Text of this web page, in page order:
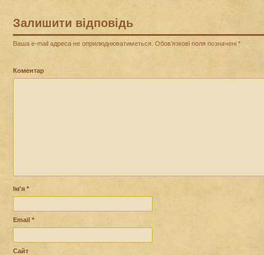
Залишити відповідь
Ваша e-mail адреса не оприлюднюватиметься. Обов’язкові поля позначені *
Коментар
Ім'я *
Email *
Сайт